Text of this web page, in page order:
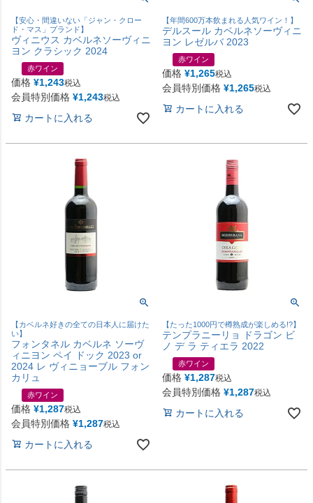
【安心・間違いない「ジャン・クロー
ド・マス」ブランド】
ヴィニウス カベルネソーヴィニ
ヨン クラシック 2024
赤ワイン
価格 ¥1,243税込
会員特別価格 ¥1,243税込
カートに入れる
【年間600万本飲まれる人気ワイン！】
デルスール カベルネソーヴィニ
ヨン レゼルバ 2023
赤ワイン
価格 ¥1,265税込
会員特別価格 ¥1,265税込
カートに入れる
【カベルネ好きの全ての日本人に届けた
い】
フォンタネル カベルネ ソーヴ
ィニヨン ペイ ドック 2023 or
2024 レ ヴィニョーブル フォン
カリュ
赤ワイン
価格 ¥1,287税込
会員特別価格 ¥1,287税込
カートに入れる
【たった1000円で樽熟成が楽しめる!?】
テンプラニーリョ ドラゴン ビ
ノ デ ラ ティエラ 2022
赤ワイン
価格 ¥1,287税込
会員特別価格 ¥1,287税込
カートに入れる